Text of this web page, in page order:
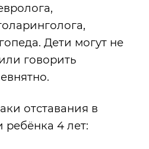
Дети могут не
говорить
отставания в
ребёнка 4 лет: